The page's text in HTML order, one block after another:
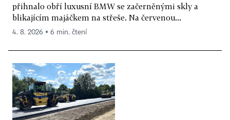
přihnalo obří luxusní BMW se začerněnými skly a
blikajícím majáčkem na střeše. Na červenou...
4. 8. 2026 ▪ 6 min. čtení